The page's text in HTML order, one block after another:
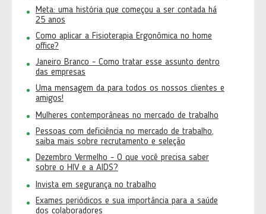
Meta: uma história que começou a ser contada há
25 anos
Como aplicar a Fisioterapia Ergonômica no home
office?
Janeiro Branco - Como tratar esse assunto dentro
das empresas
Uma mensagem da para todos os nossos clientes e
amigos!
Mulheres contemporâneas no mercado de trabalho
Pessoas com deficiência no mercado de trabalho,
saiba mais sobre recrutamento e seleção
Dezembro Vermelho - O que você precisa saber
sobre o HIV e a AIDS?
Invista em segurança no trabalho
Exames periódicos e sua importância para a saúde
dos colaboradores